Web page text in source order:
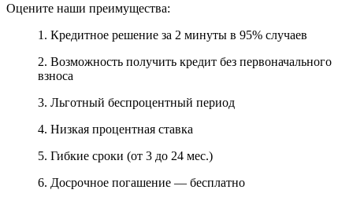
Оцените наши преимущества:
1. Кредитное решение за 2 минуты в 95% случаев
2. Возможность получить кредит без первоначального
взноса
3. Льготный беспроцентный период
4. Низкая процентная ставка
5. Гибкие сроки (от 3 до 24 мес.)
6. Досрочное погашение — бесплатно